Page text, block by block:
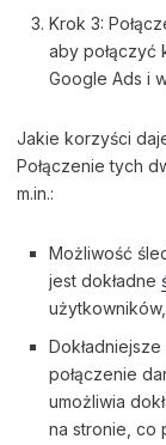
Krok 3:
aby połączyć
Google Ads i
Jakie korzyści
Połączenie tych
m.in.:
Możliwość
jest dokładne
połączenie
umożliwia
na stronie, co